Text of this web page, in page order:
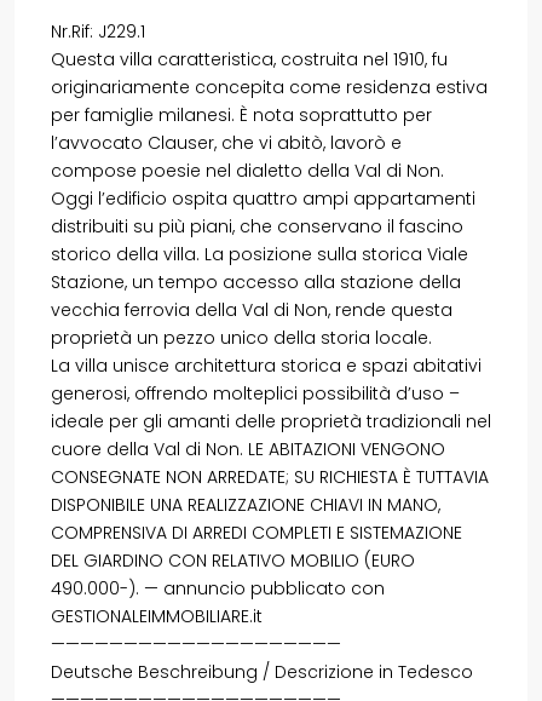
Nr.Rif: J229.1
Questa villa caratteristica, costruita nel 1910, fu
originariamente concepita come residenza estiva
per famiglie milanesi. È nota soprattutto per
l’avvocato Clauser, che vi abitò, lavorò e
compose poesie nel dialetto della Val di Non.
Oggi l’edificio ospita quattro ampi appartamenti
distribuiti su più piani, che conservano il fascino
storico della villa. La posizione sulla storica Viale
Stazione, un tempo accesso alla stazione della
vecchia ferrovia della Val di Non, rende questa
proprietà un pezzo unico della storia locale.
La villa unisce architettura storica e spazi abitativi
generosi, offrendo molteplici possibilità d’uso –
ideale per gli amanti delle proprietà tradizionali nel
cuore della Val di Non. LE ABITAZIONI VENGONO
CONSEGNATE NON ARREDATE; SU RICHIESTA È TUTTAVIA
DISPONIBILE UNA REALIZZAZIONE CHIAVI IN MANO,
COMPRENSIVA DI ARREDI COMPLETI E SISTEMAZIONE
DEL GIARDINO CON RELATIVO MOBILIO (EURO
490.000-). — annuncio pubblicato con
GESTIONALEIMMOBILIARE.it
————————————————————
Deutsche Beschreibung / Descrizione in Tedesco